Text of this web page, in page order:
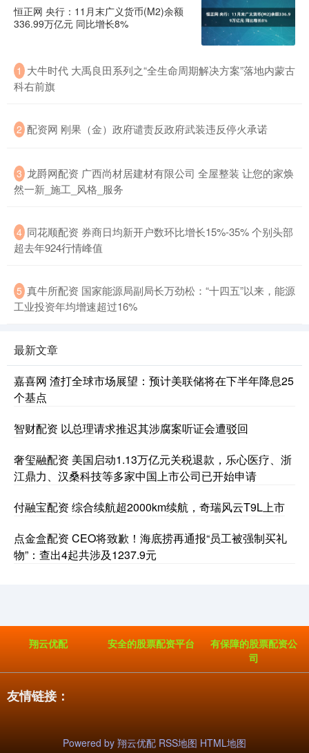
恒正网 央行：11月末广义货币(M2)余额
336.99万亿元 同比增长8%
1 大牛时代 大禹良田系列之“全生命周期解决方案”落地内蒙古
科右前旗
2 配资网 刚果（金）政府谴责反政府武装违反停火承诺
3 龙爵网配资 广西尚材居建材有限公司 全屋整装 让您的家焕
然一新_施工_风格_服务
4 同花顺配资 券商日均新开户数环比增长15%-35% 个别头部
超去年924行情峰值
5 真牛所配资 国家能源局副局长万劲松：“十四五”以来，能源
工业投资年均增速超过16%
最新文章
嘉喜网 渣打全球市场展望：预计美联储将在下半年降息25
个基点
智财配资 以总理请求推迟其涉腐案听证会遭驳回
奢玺融配资 美国启动1.13万亿元关税退款，乐心医疗、浙
江鼎力、汉桑科技等多家中国上市公司已开始申请
付融宝配资 综合续航超2000km续航，奇瑞风云T9L上市
点金盒配资 CEO将致歉！海底捞再通报“员工被强制买礼
物”：查出4起共涉及1237.9元
翔云优配 安全的股票配资平台
有保障的股票配资公
司
友情链接：
Powered by 翔云优配 RSS地图 HTML地图